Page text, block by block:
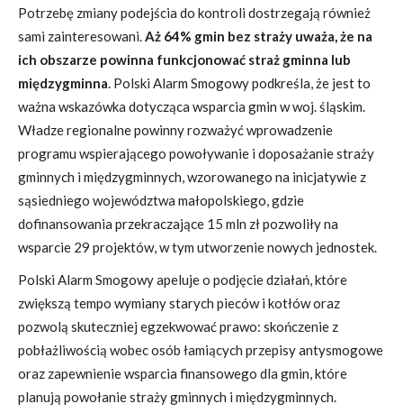
Potrzebę zmiany podejścia do kontroli dostrzegają również
sami zainteresowani.Aż 64% gmin bez straży uważa, że na
ich obszarze powinna funkcjonować straż gminna lub
międzygminna. Polski Alarm Smogowy podkreśla, że jest to
ważna wskazówka dotycząca wsparcia gmin w woj. śląskim.
Władze regionalne powinny rozważyć wprowadzenie
programu wspierającego powoływanie i doposażanie straży
gminnych i międzygminnych, wzorowanego na inicjatywie z
sąsiedniego województwa małopolskiego, gdzie
dofinansowania przekraczające 15 mln zł pozwoliły na
wsparcie 29 projektów, w tym utworzenie nowych jednostek.
Polski Alarm Smogowy apeluje o podjęcie działań, które
zwiększą tempo wymiany starych pieców i kotłów oraz
pozwolą skuteczniej egzekwować prawo: skończenie z
pobłażliwością wobec osób łamiących przepisy antysmogowe
oraz zapewnienie wsparcia finansowego dla gmin, które
planują powołanie straży gminnych i międzygminnych.